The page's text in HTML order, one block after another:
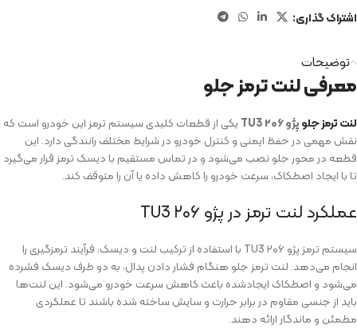
اشتراک گذاری:
توضیحات
معرفی لنت ترمز جلو
لنت ترمز جلوپژو ۲۰۶ TU3
یکی از قطعات کلیدی سیستم ترمز این خودرو است که
نقش مهمی در حفظ ایمنی و کنترل خودرو در شرایط مختلف رانندگی دارد. این
قطعه در محور جلو نصب می‌شود و در تماس مستقیم با دیسک ترمز قرار می‌گیرد
تا با ایجاد اصطکاک، سرعت خودرو را کاهش داده یا آن را متوقف کند.
عملکرد لنت ترمز در پژو ۲۰۶ TU3
سیستم ترمز پژو ۲۰۶ TU3 با استفاده از ترکیب لنت و دیسک، فرآیند ترمزگیری را
انجام می‌دهد. لنت ترمز جلو هنگام فشار دادن پدال، به دو طرف دیسک فشرده
می‌شود و اصطکاک ایجادشده باعث کاهش سرعت خودرو می‌شود. این لنت‌ها
باید از جنسی مقاوم در برابر حرارت و سایش ساخته شده باشند تا عملکردی
مطمئن و ماندگار ارائه دهند.